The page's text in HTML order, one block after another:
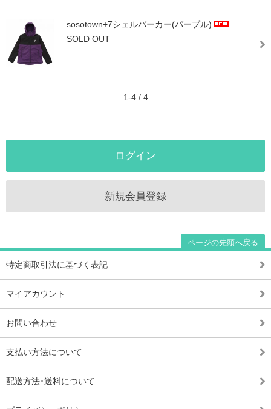
sosotown+7シェルパーカー(パープル)
SOLD OUT
1-4 / 4
ログイン
新規会員登録
ページの先頭へ戻る
特定商取引法に基づく表記
マイアカウント
お問い合わせ
支払い方法について
配送方法･送料について